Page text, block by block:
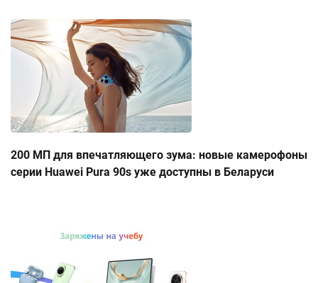
200 МП для впечатляющего зума: новые камерофоны
серии Huawei Pura 90s уже доступны в Беларуси